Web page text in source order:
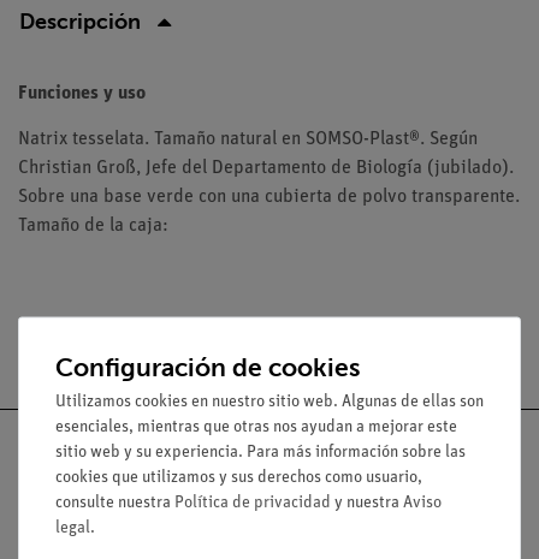
Descripción
Funciones y uso
Natrix tesselata. Tamaño natural en SOMSO-Plast®. Según
Christian Groß, Jefe del Departamento de Biología (jubilado).
Sobre una base verde con una cubierta de polvo transparente.
Tamaño de la caja:
Configuración de cookies
Utilizamos cookies en nuestro sitio web. Algunas de ellas son
esenciales, mientras que otras nos ayudan a mejorar este
sitio web y su experiencia. Para más información sobre las
cookies que utilizamos y sus derechos como usuario,
consulte nuestra Política de privacidad y nuestra Aviso
legal.